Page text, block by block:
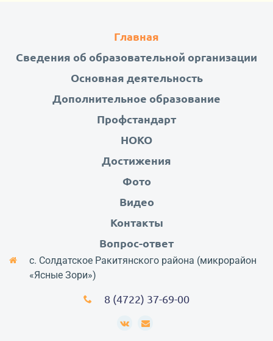
Главная
Сведения об образовательной организации
Основная деятельность
Дополнительное образование
Профстандарт
НОКО
Достижения
Фото
Видео
Контакты
Вопрос-ответ
с. Солдатское Ракитянского района (микрорайон
«Ясные Зори»)
8 (4722) 37-69-00